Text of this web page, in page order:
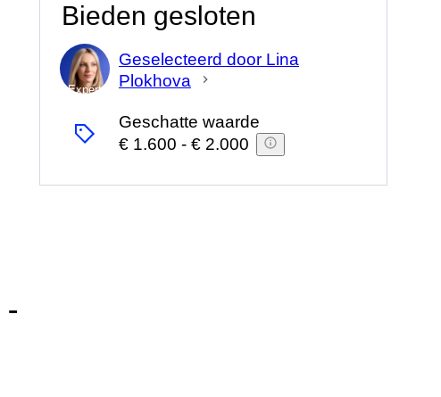
Bieden gesloten
Expert
Geselecteerd door Lina
Plokhova
Geschatte waarde
€ 1.600 - € 2.000